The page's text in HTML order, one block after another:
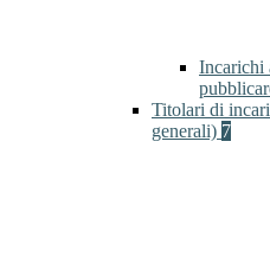
Incarichi
Titolari di
generali) 7